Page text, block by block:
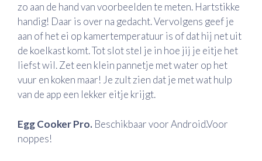
zo aan de hand van voorbeelden te meten. Hartstikke
handig! Daar is over na gedacht. Vervolgens geef je
aan of het ei op kamertemperatuur is of dat hij net uit
de koelkast komt. Tot slot stel je in hoe jij je eitje het
liefst wil. Zet een klein pannetje met water op het
vuur en koken maar! Je zult zien dat je met wat hulp
van de app een lekker eitje krijgt.
Egg Cooker Pro. Beschikbaar voor Android.Voor
noppes!